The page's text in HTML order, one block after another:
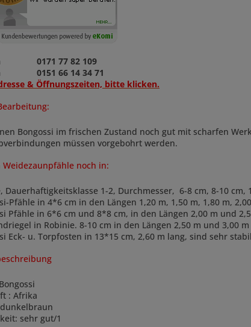
0171 77 82 109
0151 66 14 34 71
& Öffnungszeiten, bitte klicken.
Bongossi im frischen Zustand noch gut mit scharfen
müssen vorgebohrt werden.
noch in:
Dauerhaftigkeitsklasse 1-2, Durchmesser, 6-8 cm, 8-10 cm,
Pfähle in 4*6 cm in den Längen 1,20 m, 1,50 m, 1,80 m,
Pfähle in 6*6 cm und 8*8 cm, in den Längen 2,00 m und
in Robinie. 8-10 cm in den Längen 2,50 m und 3,00 m
Eck- u. Torpfosten in 13*15 cm, 2,60 m lang, sind sehr
: Afrika
sehr gut/1